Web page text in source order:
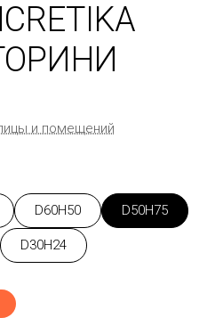
и помещений
D60H50 D50H75
D30H24